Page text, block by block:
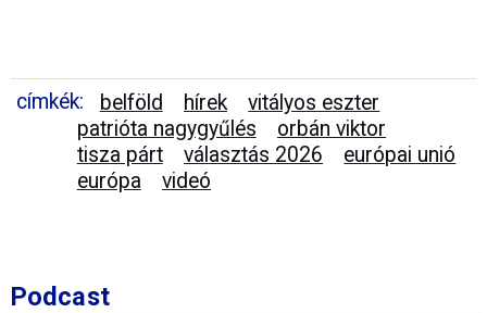
címkék: belföld hírek
vitályos eszter
patrióta nagygyűlés
orbán viktor
tisza párt
választás 2026
európai unió
európa
videó
Podcast